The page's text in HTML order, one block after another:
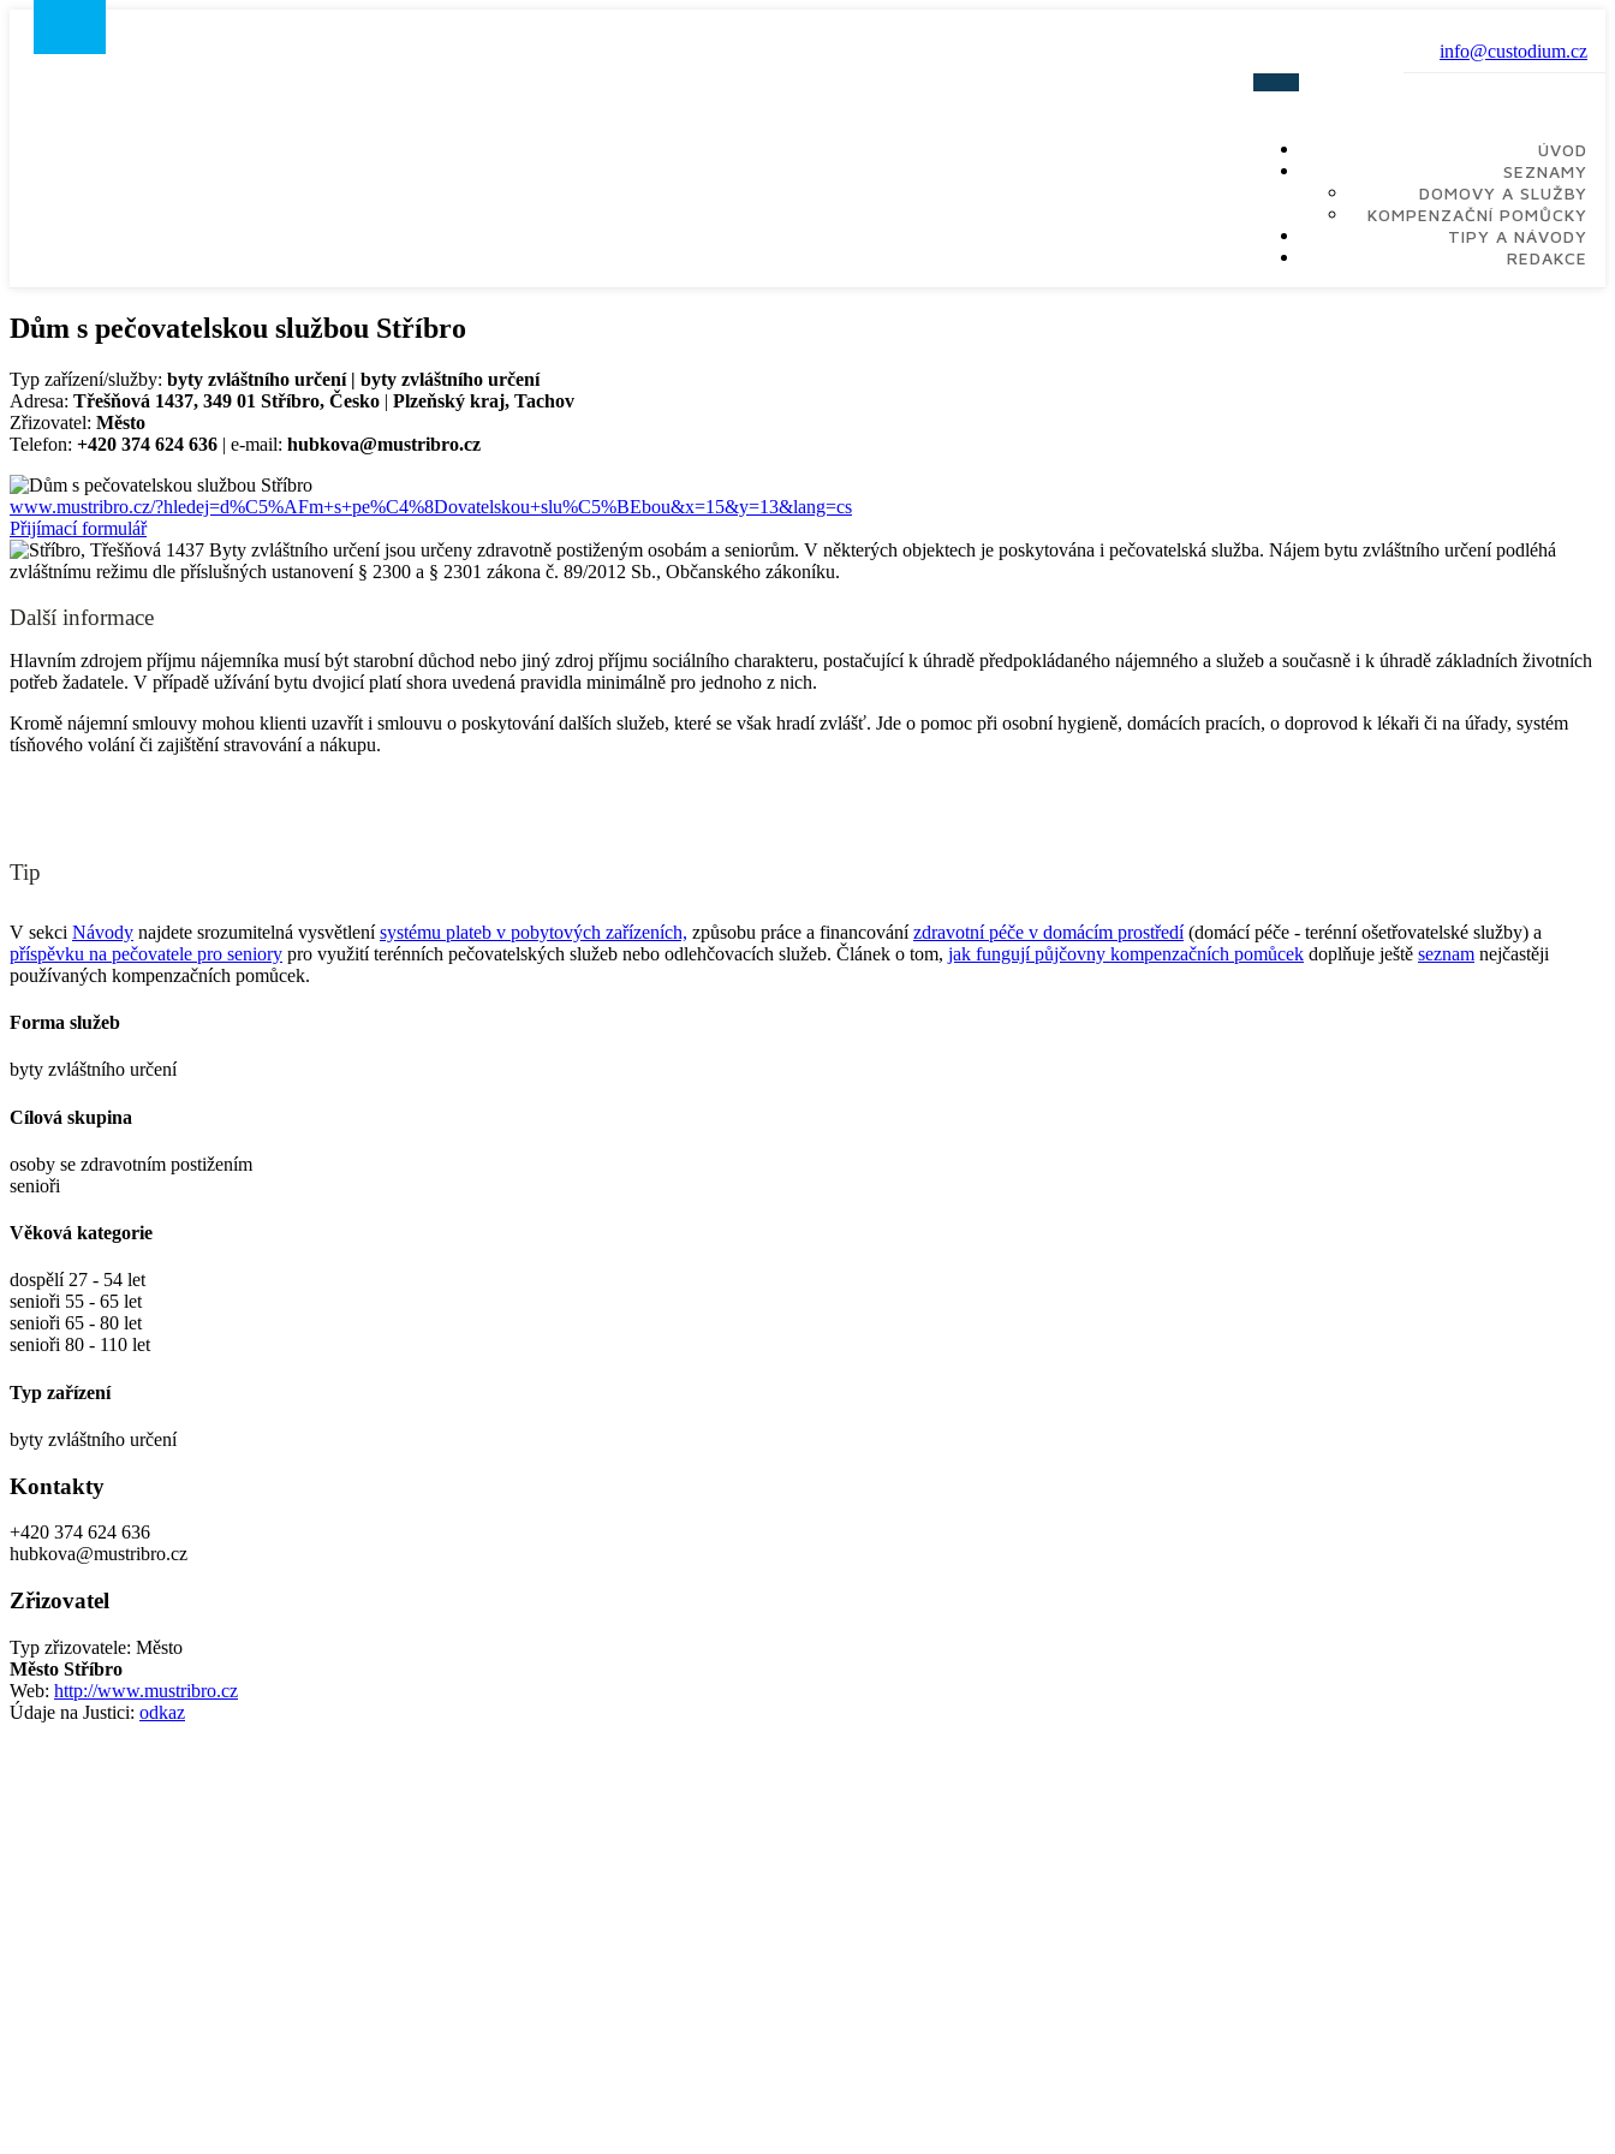
info@custodium.cz
ÚVOD
SEZNAMY
DOMOVY A SLUŽBY
KOMPENZAČNÍ POMŮCKY
TIPY A NÁVODY
REDAKCE
Dům s pečovatelskou službou Stříbro
Typ zařízení/služby: byty zvláštního určení | byty zvláštního určení
Adresa: Třešňová 1437, 349 01 Stříbro, Česko | Plzeňský kraj, Tachov
Zřizovatel: Město
Telefon: +420 374 624 636 | e-mail: hubkova@mustribro.cz
www.mustribro.cz/?hledej=d%C5%AFm+s+pe%C4%8Dovatelskou+slu%C5%BEbou&x=15&y=13&lang=cs
Přijímací formulář
Byty zvláštního určení jsou určeny zdravotně postiženým osobám a seniorům. V některých objektech je poskytována i pečovatelská služba. Nájem bytu zvláštního určení podléhá
zvláštnímu režimu dle příslušných ustanovení § 2300 a § 2301 zákona č. 89/2012 Sb., Občanského zákoníku.
Další informace
Hlavním zdrojem příjmu nájemníka musí být starobní důchod nebo jiný zdroj příjmu sociálního charakteru, postačující k úhradě předpokládaného nájemného a služeb a současně i k úhradě základních životních
potřeb žadatele. V případě užívání bytu dvojicí platí shora uvedená pravidla minimálně pro jednoho z nich.
Kromě nájemní smlouvy mohou klienti uzavřít i smlouvu o poskytování dalších služeb, které se však hradí zvlášť. Jde o pomoc při osobní hygieně, domácích pracích, o doprovod k lékaři či na úřady, systém
tísňového volání či zajištění stravování a nákupu.
Tip
V sekci Návody najdete srozumitelná vysvětlenísystému plateb v pobytových zařízeních, způsobu práce a financovánízdravotní péče v domácím prostředí(domácí péče - terénní ošetřovatelské služby) a
příspěvku na pečovatele pro seniory pro využití terénních pečovatelských služeb nebo odlehčovacích služeb. Článek o tom, jak fungují půjčovny kompenzačních pomůcek doplňuje ještě seznam nejčastěji
používaných kompenzačních pomůcek.
Forma služeb
byty zvláštního určení
Cílová skupina
osoby se zdravotním postižením
senioři
Věková kategorie
dospělí 27 - 54 let
senioři 55 - 65 let
senioři 65 - 80 let
senioři 80 - 110 let
Typ zařízení
byty zvláštního určení
Kontakty
+420 374 624 636
hubkova@mustribro.cz
Zřizovatel
Typ zřizovatele: Město
Město Stříbro
Web: http://www.mustribro.cz
Údaje na Justici: odkaz